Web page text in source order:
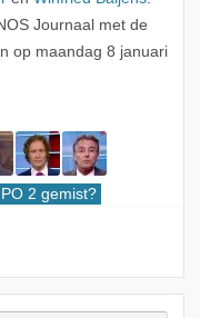
Journaal met de
op maandag 8 januari
2 gemist?